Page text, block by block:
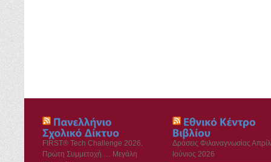
FIRST® Tech Challenge 2026.
Πρώτη Συμμετοχή … Μεγάλη
Δράσεις Φιλαναγνωσίας
Ιούνιος 2026